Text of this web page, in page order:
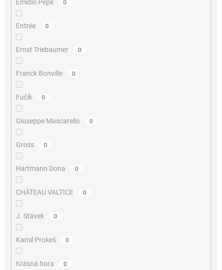
Emidio Pepe 0
Entrée 0
Ernst Triebaumer 0
Franck Bonville 0
Fučík 0
Giuseppe Mascarello 0
Gross 0
Hartmann Dona 0
CHÂTEAU VALTICE 0
J. Stávek 0
Kamil Prokeš 0
Krásná hora 0